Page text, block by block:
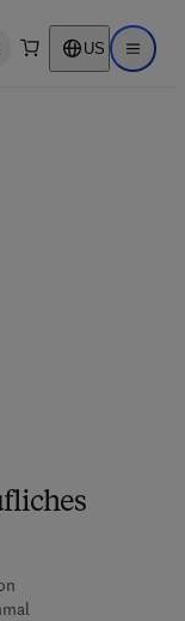
search US Open